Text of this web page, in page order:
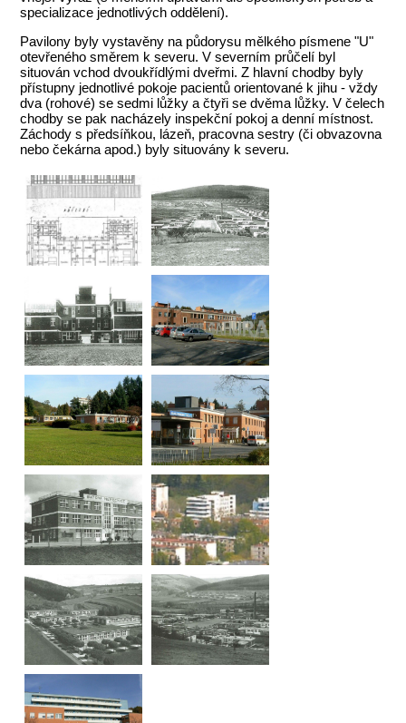
specializace jednotlivých oddělení).
Pavilony byly vystavěny na půdorysu mělkého písmene "U"
otevřeného směrem k severu. V severním průčelí byl
situován vchod dvoukřídlými dveřmi. Z hlavní chodby byly
přístupny jednotlivé pokoje pacientů orientované k jihu - vždy
dva (rohové) se sedmi lůžky a čtyři se dvěma lůžky. V čelech
chodby se pak nacházely inspekční pokoj a denní místnost.
Záchody s předsíňkou, lázeň, pracovna sestry (či obvazovna
nebo čekárna apod.) byly situovány k severu.